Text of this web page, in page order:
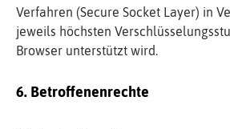
Verfahren (Secure Socket Layer) in
jeweils höchsten
Browser unterstützt wird.
Betroffenenrechte